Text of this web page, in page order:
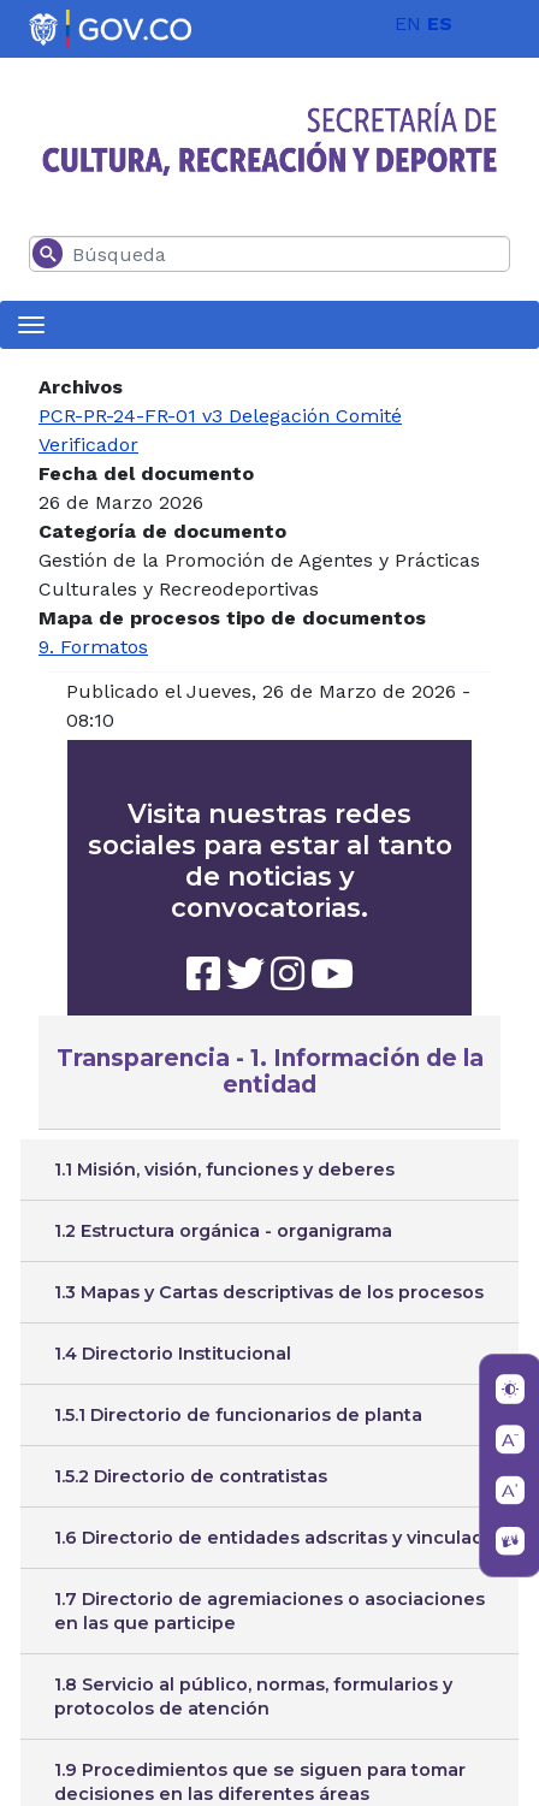
Pasar al contenido principal EN ES
Buscar
Transparencia - 1. Información de la
entidad
1.1 Misión, visión, funciones y deberes
1.2 Estructura orgánica - organigrama
1.3 Mapas y Cartas descriptivas de los procesos
1.4 Directorio Institucional
1.5.1 Directorio de funcionarios de planta
1.5.2 Directorio de contratistas
1.6 Directorio de entidades adscritas y vinculada
1.7 Directorio de agremiaciones o asociaciones
en las que participe
1.8 Servicio al público, normas, formularios y
protocolos de atención
1.9 Procedimientos que se siguen para tomar
decisiones en las diferentes áreas
Archivos
PCR-PR-24-FR-01 v3 Delegación Comité
Verificador
Fecha del documento
26 de Marzo 2026
Categoría de documento
Gestión de la Promoción de Agentes y Prácticas
Culturales y Recreodeportivas
Mapa de procesos tipo de documentos
9. Formatos
Publicado el Jueves, 26 de Marzo de 2026 -
08:10
Visita nuestras redes
sociales para estar al tanto
de noticias y
convocatorias.